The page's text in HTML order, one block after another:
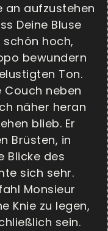
an aufzustehen
Deine Bluse
schön hoch,
bewundern
Ton.
Couch neben
näher heran
blieb. Er
Brüsten, in
Blicke des
sich sehr.
Monsieur
Knie zu legen,
sein.